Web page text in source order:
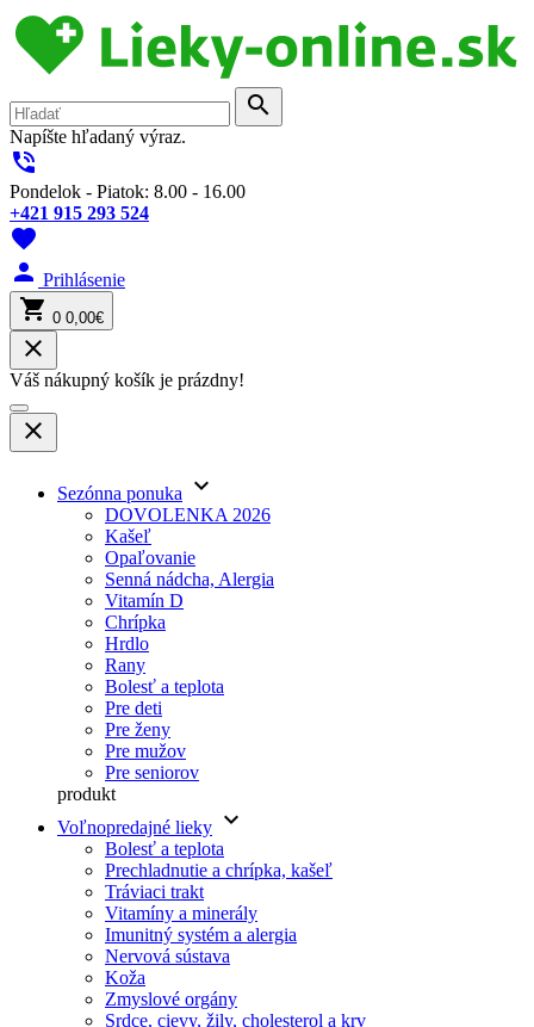
search
Napíšte hľadaný výraz.
phone_in_talk
Pondelok - Piatok: 8.00 - 16.00
+421 915 293 524
favorite
person Prihlásenie
shopping_cart 0 0,00€
close
Váš nákupný košík je prázdny!
close
Sezónna ponuka keyboard_arrow_down
DOVOLENKA 2026
Kašeľ
Opaľovanie
Senná nádcha, Alergia
Vitamín D
Chrípka
Hrdlo
Rany
Bolesť a teplota
Pre deti
Pre ženy
Pre mužov
Pre seniorov
produkt
Voľnopredajné lieky keyboard_arrow_down
Bolesť a teplota
Prechladnutie a chrípka, kašeľ
Tráviaci trakt
Vitamíny a minerály
Imunitný systém a alergia
Nervová sústava
Koža
Zmyslové orgány
Srdce, cievy, žily, cholesterol a krv